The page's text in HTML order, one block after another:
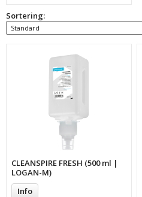
Sortering:
CLEANSPIRE FRESH (500 ml |
LOGAN-M)
Info